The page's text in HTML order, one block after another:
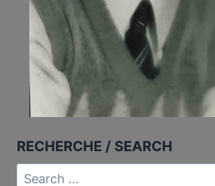
RECHERCHE / SEARCH
Search